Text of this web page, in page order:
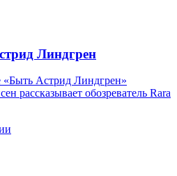
Линдгрен
Астрид Линдгрен»
рассказывает обозреватель Rara